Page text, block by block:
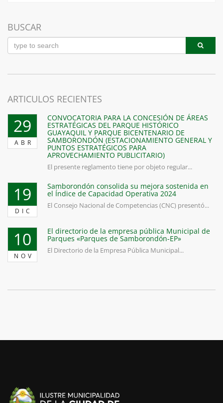
BUSCAR
ARTICULOS RECIENTES
29
ABR
CONVOCATORIA PARA LA CONCESIÓN DE ÁREAS
ESTRATÉGICAS DEL PARQUE HISTÓRICO
GUAYAQUIL Y PARQUE BICENTENARIO DE
SAMBORONDÓN (ESTACIONAMIENTO GENERAL Y
PUNTOS ESTRATÉGICOS PARA
APROVECHAMIENTO PUBLICITARIO)
El presente reglamento tiene por objeto regular...
19
DIC
Samborondón consolida su mejora sostenida en
el Índice de Capacidad Operativa 2024
El Consejo Nacional de Competencias (CNC) presentó...
10
NOV
El directorio de la empresa pública Municipal de
Parques «Parques de Samborondón-EP»
El Directorio de la Empresa Pública Municipal...